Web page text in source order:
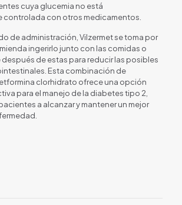
cuya glucemia no está
controlada con otros medicamentos.
de administración, Vilzermet se toma por
ingerirlo junto con las comidas o
de estas para reducir las posibles
Esta combinación de
clorhidrato ofrece una opción
para el manejo de la diabetes tipo 2,
a alcanzar y mantener un mejor